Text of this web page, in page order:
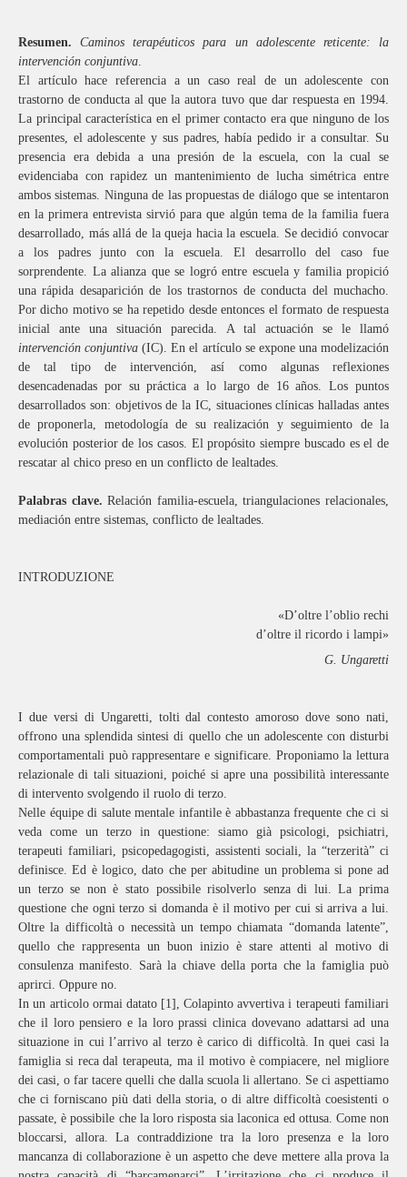
Resumen.
Caminos terapéuticos para un adolescente reticente: la
intervención conjuntiva
El artículo hace referencia a un caso real de un adolescente con
trastorno de conducta al que la autora tuvo que dar respuesta en 1994.
La principal característica en el primer contacto era que ninguno de los
presentes, el adolescente y sus padres, había pedido ir a consultar. Su
presencia era debida a una presión de la escuela, con la cual se
evidenciaba con rapidez un mantenimiento de lucha simétrica entre
ambos sistemas. Ninguna de las propuestas de diálogo que se intentaron
en la primera entrevista sirvió para que algún tema de la familia fuera
desarrollado, más allá de la queja hacia la escuela. Se decidió convocar
a los padres junto con la escuela. El desarrollo del caso fue
sorprendente. La alianza que se logró entre escuela y familia propició
una rápida desaparición de los trastornos de conducta del muchacho.
Por dicho motivo se ha repetido desde entonces el formato de respuesta
inicial ante una situación parecida. A tal actuación se le llamó
intervención conjuntiva(IC). En el artículo se expone una modelización
de tal tipo de intervención, así como algunas reflexiones
desencadenadas por su práctica a lo largo de 16 años. Los puntos
desarrollados son: objetivos de la IC, situaciones clínicas halladas antes
de proponerla, metodología de su realización y seguimiento de la
evolución posterior de los casos. El propósito siempre buscado es el de
rescatar al chico preso en un conflicto de lealtades.
Palabras clave.Relación familia-escuela, triangulaciones relacionales,
mediación entre sistemas, conflicto de lealtades.
INTRODUZIONE
«D’oltre l’oblio rechi
d’oltre il ricordo i lampi»
G. Ungaretti
I due versi di Ungaretti, tolti dal contesto amoroso dove sono nati,
offrono una splendida sintesi di quello che un adolescente con disturbi
comportamentali può rappresentare e significare. Proponiamo la lettura
relazionale di tali situazioni, poiché si apre una possibilità interessante
di intervento svolgendo il ruolo di terzo.
Nelle équipe di salute mentale infantile è abbastanza frequente che ci si
veda come un terzo in questione: siamo già psicologi, psichiatri,
terapeuti familiari, psicopedagogisti, assistenti sociali, la “terzerità” ci
definisce. Ed è logico, dato che per abitudine un problema si pone ad
un terzo se non è stato possibile risolverlo senza di lui. La prima
questione che ogni terzo si domanda è il motivo per cui si arriva a lui.
Oltre la difficoltà o necessità un tempo chiamata “domanda latente”,
quello che rappresenta un buon inizio è stare attenti al motivo di
consulenza manifesto. Sarà la chiave della porta che la famiglia può
aprirci. Oppure no.
In un articolo ormai datato [1], Colapinto avvertiva i terapeuti familiari
che il loro pensiero e la loro prassi clinica dovevano adattarsi ad una
situazione in cui l’arrivo al terzo è carico di difficoltà. In quei casi la
famiglia si reca dal terapeuta, ma il motivo è compiacere, nel migliore
dei casi, o far tacere quelli che dalla scuola li allertano. Se ci aspettiamo
che ci forniscano più dati della storia, o di altre difficoltà coesistenti o
passate, è possibile che la loro risposta sia laconica ed ottusa. Come non
bloccarsi, allora. La contraddizione tra la loro presenza e la loro
mancanza di collaborazione è un aspetto che deve mettere alla prova la